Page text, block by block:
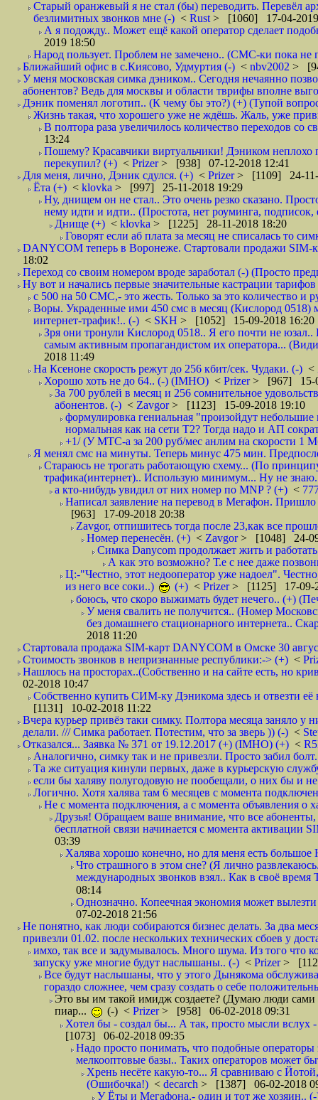
Старый оранжевый я не стал (бы) переводить. Перевёл
безлимитных звонков мне (-) < Rust > [1060] 17-04-
А я подожду.. Может ещё какой оператор сделает
2019 18:50
Народ пользует. Проблем не замечено.. (СМС-ки пока
Ближайший офис в с.Киясово, Удмуртия (-) < nbv2002 >
У меня московская симка дэником.. Сегодня нечаянно
абонентов? Ведь для москвы и области тврифы вполне
Дэник поменял логотип.. (К чему бы это?) (+) (Тупой
Жизнь такая, что хорошего уже не ждёшь. Жаль, уже
В полтора раза увеличилось количество переходов
13:24
Пошему? Красавчики виртуальчики! Дэником
перекупил? (+) < Prizer> [938] 07-12-2018 12:41
Для меня, лично, Дэник сдулся. (+) < Prizer> [1109] 24-11-
Ёта (+) < klovka > [997] 25-11-2018 19:29
Ну, днищем он не стал.. Это очень резко сказано.
нему идти и идти.. (Простота, нет роуминга,
Днище (+) < klovka > [1225] 28-11-2018 18:20
Говорят если аб плата за месяц не списалась то
DANYCOM теперь в Воронеже. Стартовали продажи SIM-
18:02
Переход со своим номером вроде заработал (-) (Просто
Ну вот и начались первые значительные кастрации
с 500 на 50 СМС,- это жесть. Только за это количество и
Воры. Украденные ими 450 смс в месяц (Кислород 0518)
интернет-трафик!.. (-) < SKH > [1052] 15-09-2018 16:20
Зря они тронули Кислород 0518.. Я его почти не
самым активным пропагандистом их оператора...
2018 11:49
На Ксеноне скорость режут до 256 кбит/сек. Чудаки. (-) <
Хорошо хоть не до 64.. (-) (IMHO) < Prizer> [967] 15-
За 700 рублей в месяц и 256 сомнительное
абонентов. (-) < Zavgor> [1123] 15-09-2018 19:10
формулировка гениальная "произойдут небольшие
нормальная как на сети Т2? Тогда надо и АП
+1/ (У МТС-а за 200 руб/мес анлим на скорости 1
Я менял смс на минуты. Теперь минус 475 мин.
Стараюсь не трогать работающую схему... (По
трафика(интернет).. Использую минимум... Ну не
а кто-нибудь увидил от них номер по MNP ? (+) <
Написал заявление на перевод в Мегафон.
[963] 17-09-2018 20:38
Zavgor, отпишитесь тогда после 23,как все
Номер перенесён. (+) < Zavgor> [1048] 24-
Симка Danycom продолжает жить и
А как это возможно? Т.е с нее даже
Ц:-"Честно, этот недооператор уже надоел".
из него все соки..)
(+) < Prizer> [1125] 17-09-
боюсь, что скоро выжимать будет нечего.. (+)
У меня свалить не получится.. (Номер
без домашнего стационарного интернета..
2018 11:20
Стартовала продажа SIM-карт DANYCOM в Омске 30
Стоимость звонков в непризнанные республики:-> (+) <
Нашлось на просторах..(Собственно и на сайте есть, но
02-2018 10:47
Собственно купить СИМ-ку Дэникома здесь и отвезти
[1131] 10-02-2018 11:22
Вчера курьер привёз таки симку. Полтора месяца заняло
делали. /// Симка работает. Потестим, что за зверь )) (-) <
Отказался... Заявка № 371 от 19.12.2017 (+) (IMHO) (+) <
Аналогично, симку так и не привезли. Просто забил
Та же ситуация кинули первых, даже в курьерскую
если бы халяву полугодовую не пообещали, о них бы и
Логично. Хотя халява там 6 месяцев с момента
Не с момента подключения, а с момента объявления о
Друзья! Обращаем ваше внимание, что все
бесплатной связи начинается с момента
03:39
Халява хорошо конечно, но для меня есть
Что страшного в этом сне? (Я лично
международных звонков взял.. Как в своё
08:14
Однозначно. Копеечная экономия может
07-02-2018 21:56
Не понятно, как люди собираются бизнес делать. За два
привезли 01.02. после нескольких технических сбоев у
имхо, так все и задумывалось. Много шума. Из того что
запуску уже многие будут наслышаны.. (-) < Prizer>
Все будут наслышаны, что у этого Дынякома
гораздо сложнее, чем сразу создать о себе
Это вы им такой имидж создаете? (Думаю люди сами
пиар...
(-) < Prizer> [958] 06-02-2018 09:31
Хотел бы - создал бы... А так, просто мысли вслух
[1073] 06-02-2018 09:35
Надо просто понимать, что подобные
мелкооптовые базы.. Таких операторов может
Хрень несёте какую-то... Я сравниваю с
(Ошибочка!) < decarch > [1387] 06-02-2018
У Ёты и Мегафона,- один и тот же хозяин..